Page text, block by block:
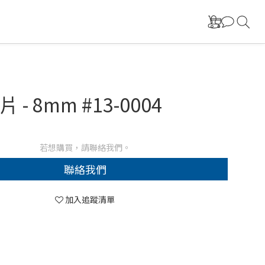
- 8mm #13-0004
若想購買，請聯絡我們。
聯絡我們
加入追蹤清單